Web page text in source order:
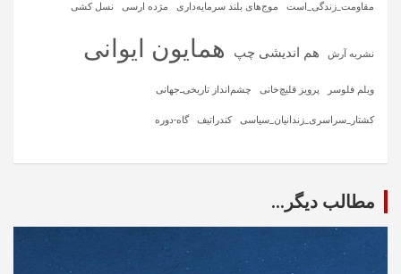
مقاومت_زندگی_است موج‌های بلند سرمایه‌داری مژده ارسی نسل کشی
نشریه آرش هم اندیشی چپ همایون ایوانی
ویلم فلوسر پرویز قلیچ‌خانی چشم‌انداز تاریخی‌ـ‌جهانی
کشتار_سراسری_زندانیان_سیاسی کندراتیف گاه-دوره
مطالب دیگر...